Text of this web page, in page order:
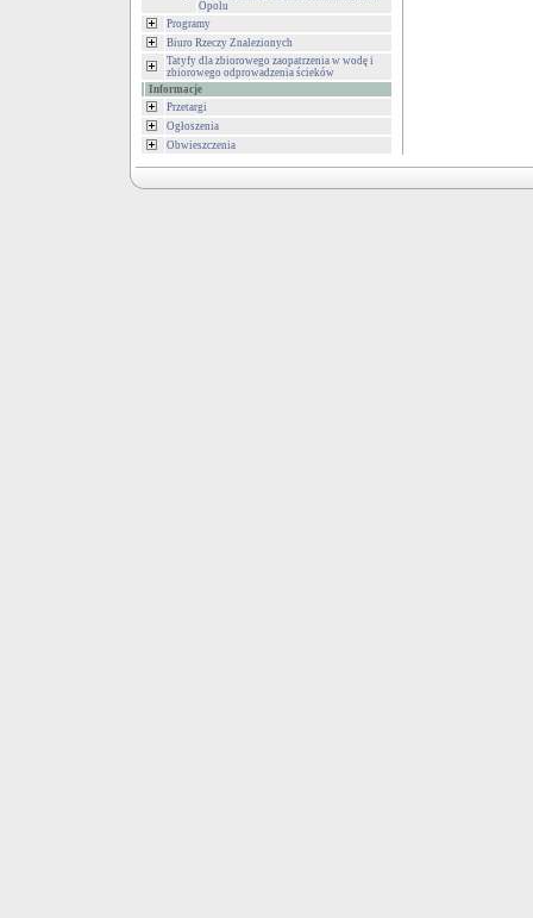
Opolu
Programy
Biuro Rzeczy Znalezionych
Tatyfy dla zbiorowego zaopatrzenia w wodę i
zbiorowego odprowadzenia ścieków
Informacje
Przetargi
Ogłoszenia
Obwieszczenia